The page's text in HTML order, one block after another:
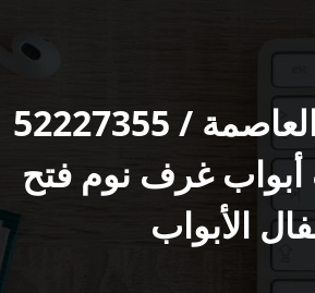
نجار أبواب العاصمة / 52227355
أبواب غرف نوم فتح
الأبواب